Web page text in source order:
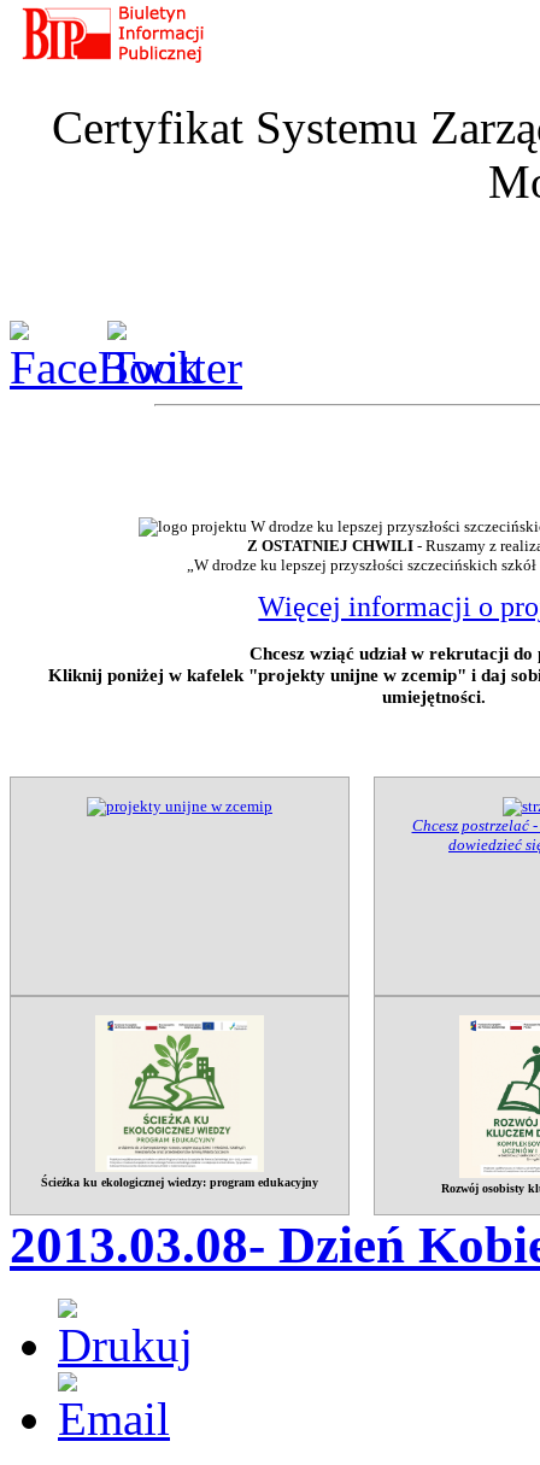
Certyfikat Systemu
Z OSTATNIEJ CHWILI - Ruszamy z
„W drodze ku lepszej przyszłości szczecińskich
Więcej informacji o
Chcesz wziąć udział w rekrutacji
Kliknij poniżej w kafelek "projekty unijne w zcemip" i daj
umiejętności.
Chcesz postrzelać
dowiedzieć
Ścieżka ku ekologicznej wiedzy: program edukacyjny
Rozwój osobisty
2013.03.08- Dzień